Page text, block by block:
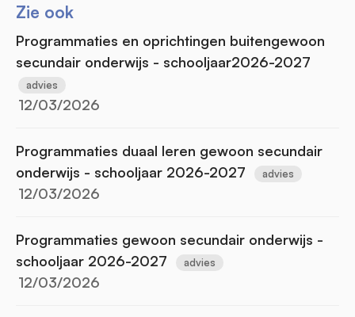
Zie ook
Programmaties en oprichtingen buitengewoon
secundair onderwijs - schooljaar2026-2027
advies
12/03/2026
Programmaties duaal leren gewoon secundair
onderwijs - schooljaar 2026-2027
advies
12/03/2026
Programmaties gewoon secundair onderwijs -
schooljaar 2026-2027
advies
12/03/2026